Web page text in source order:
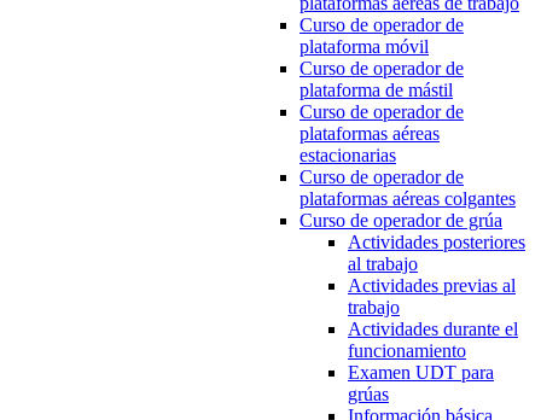
Curso de operador de
plataforma móvil
Curso de operador de
plataforma de mástil
Curso de operador de
plataformas aéreas
estacionarias
Curso de operador de
plataformas aéreas colgantes
Curso de operador de grúa
Actividades posteriores
al trabajo
Actividades previas al
trabajo
Actividades durante el
funcionamiento
Examen UDT para
grúas
Información básica